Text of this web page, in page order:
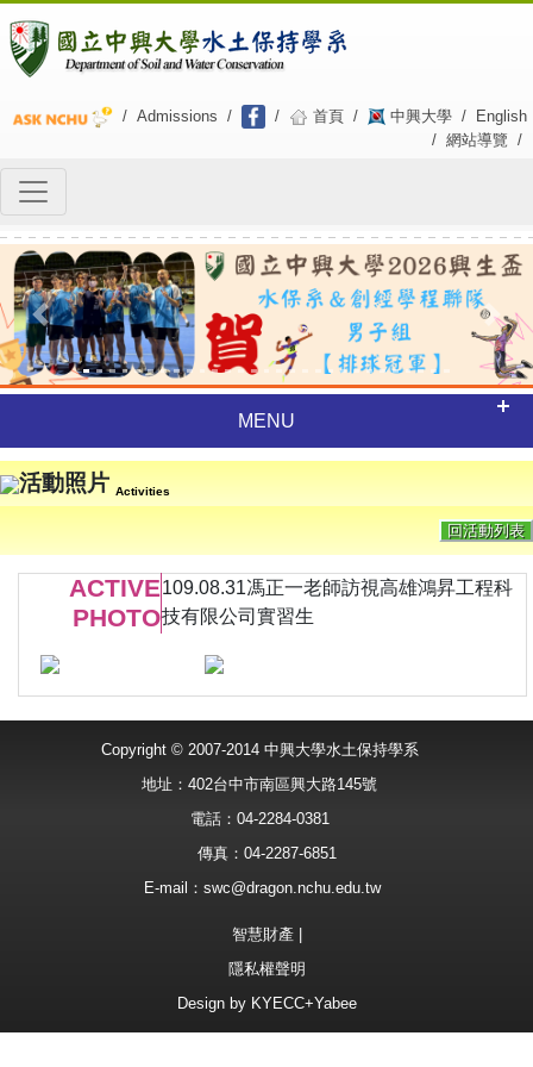
/ Admissions / / 首頁 / 中興大學 /
English
/ 網站導覽 /
Previous Next
MENU
活動照片 Activities
回活動列表
ACTIVE
PHOTO
109.08.31馮正一老師訪視高雄鴻昇工程科
技有限公司實習生
Copyright © 2007-2014 中興大學水土保持學系
地址：402台中市南區興大路145號
電話：04-2284-0381
傳真：04-2287-6851
E-mail： swc@dragon.nchu.edu.tw
智慧財產
隱私權聲明
Design by KYECC+Yabee